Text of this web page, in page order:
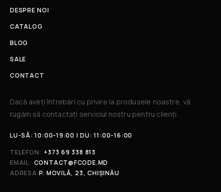
DESPRE NOI
CATALOG
BLOG
SALE
CONTACT
Dacă aveți întrebări cu privire la produsele noastre, vă
rugăm să contactați serviciul nostru pentru clienți.​
LU-SÂ: 10:00-19:00 | DU: 11:00-16:00
TELEFON: +373 69 338 813
EMAIL: CONTACT@FCODE.MD
ADRESA:P. MOVILĂ, 23, CHIȘINĂU